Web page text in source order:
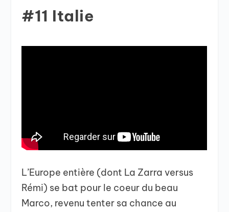
#11 Italie
L’Europe entière (dont La Zarra versus
Rémi) se bat pour le coeur du beau
Marco, revenu tenter sa chance au